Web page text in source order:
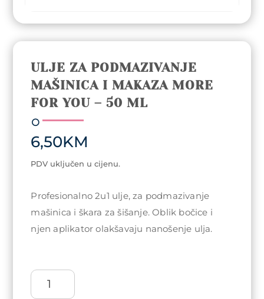
ULJE ZA PODMAZIVANJE
MAŠINICA I MAKAZA MORE
FOR YOU – 50 ML
6,50KM
PDV uključen u cijenu.
Profesionalno 2u1 ulje, za podmazivanje
mašinica i škara za šišanje. Oblik bočice i
njen aplikator olakšavaju nanošenje ulja.
Ulje